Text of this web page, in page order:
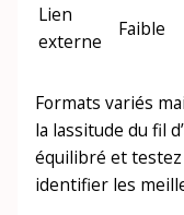
Lien
externe
Faible
Formats variés
la lassitude du fil
équilibré et
identifier les